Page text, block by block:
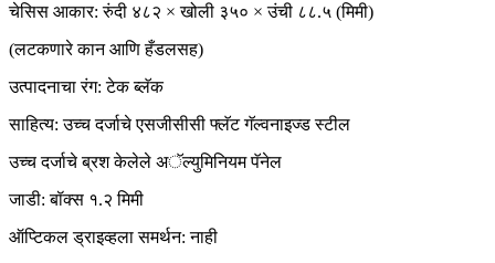
चेसिस आकार: रुंदी ४८२ × खोली ३५० × उंची ८८.५ (मिमी)
(लटकणारे कान आणि हँडलसह)
उत्पादनाचा रंग: टेक ब्लॅक
साहित्य: उच्च दर्जाचे एसजीसीसी फ्लॅट गॅल्वनाइज्ड स्टील
उच्च दर्जाचे ब्रश केलेले अॅल्युमिनियम पॅनेल
जाडी: बॉक्स १.२ मिमी
ऑप्टिकल ड्राइव्हला समर्थन: नाही